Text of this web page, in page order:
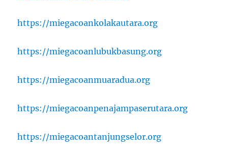
https://miegacoankolakautara.org
https://miegacoanlubukbasung.org
https://miegacoanmuaradua.org
https://miegacoanpenajampaserutara.org
https://miegacoantanjungselor.org